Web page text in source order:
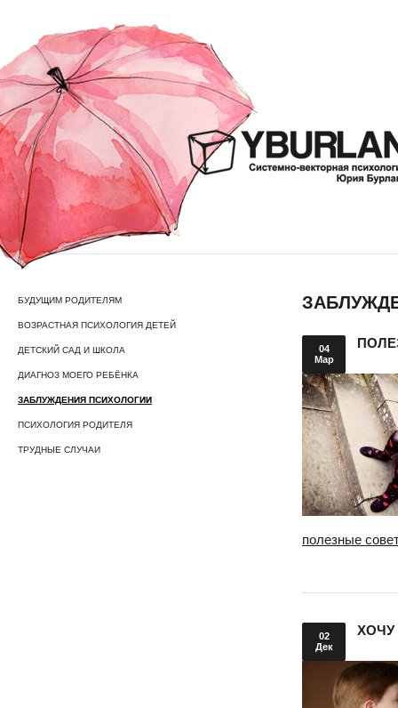
БУДУЩИМ РОДИТЕЛЯМ
ВОЗРАСТНАЯ ПСИХОЛОГИЯ ДЕТЕЙ
ДЕТСКИЙ САД И ШКОЛА
ДИАГНОЗ МОЕГО РЕБЁНКА
ЗАБЛУЖДЕНИЯ ПСИХОЛОГИИ
ПСИХОЛОГИЯ РОДИТЕЛЯ
ТРУДНЫЕ СЛУЧАИ
04
Мар
полезные
02
Дек